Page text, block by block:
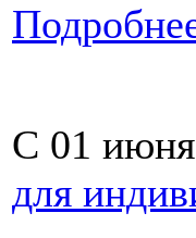
С 01 июня
для